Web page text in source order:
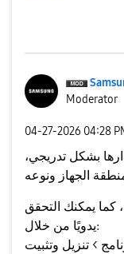
Moderator
‎04-27-2026 04:28
بشكل تدريجي،
الجهاز ونوعه
كما يمكنك التحقق
يدويًا من خلال:
> تنزيل وتثبيت